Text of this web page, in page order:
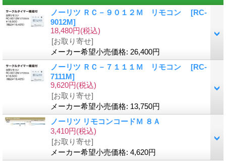
ノーリツ ＲＣ－９０１２Ｍ リモコン [RC-
9012M]
18,480円(税込)
[お取り寄せ]
メーカー希望小売価格: 26,400円
ノーリツ ＲＣ－７１１１Ｍ リモコン [RC-
7111M]
9,620円(税込)
[お取り寄せ]
メーカー希望小売価格: 13,750円
ノーリツ リモコンコードＭ ８Ａ
3,410円(税込)
[お取り寄せ]
メーカー希望小売価格: 4,620円